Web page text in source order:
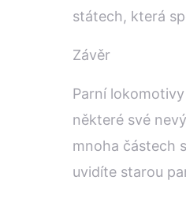
státech, která
Závěr
Parní
některé své
mnoha částech
uvidíte starou